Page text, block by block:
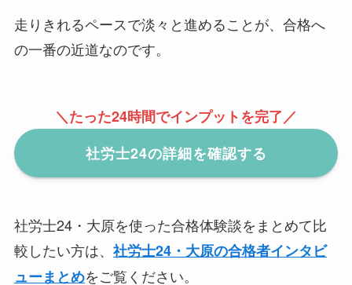
走りきれるペースで淡々と進めることが、合格へ
の一番の近道なのです。
＼たった24時間でインプットを完了／
社労士24の詳細を確認する
社労士24・大原を使った合格体験談をまとめて比
較したい方は、 社労士24・大原の合格者インタビ
ューまとめをご覧ください。